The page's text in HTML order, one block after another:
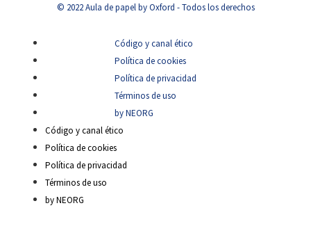
© 2022 Aula de papel by Oxford - Todos los derechos
Código y canal ético
Política de cookies
Política de privacidad
Términos de uso
by NEORG
Código y canal ético
Política de cookies
Política de privacidad
Términos de uso
by NEORG